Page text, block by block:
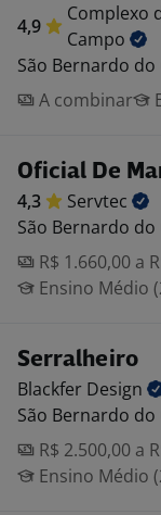
4,9
Complexo
Campo
São Bernardo do
A combinar
Oficial De
4,3
Servtec
São Bernardo do
R$ 1.660,00 a
Ensino Médio
Serralheiro
Blackfer Design
São Bernardo do
R$ 2.500,00 a
Ensino Médio